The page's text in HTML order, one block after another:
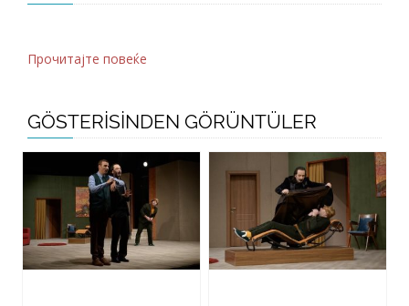
Прочитајте повеќе
GÖSTERİSİNDEN GÖRÜNTÜLER